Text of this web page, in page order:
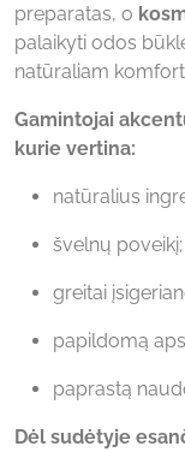
preparatas, o
palaikyti odos
natūraliam
Gamintojai
kurie vertina:
natūralius
švelnų poveikį;
greitai
papildomą
paprastą
Dėl sudėtyje